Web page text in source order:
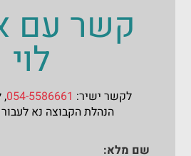
קשר עם
לוי
לקשר ישיר: 054-5586661
,
הנהלת הקבוצה נא
שם מלא: